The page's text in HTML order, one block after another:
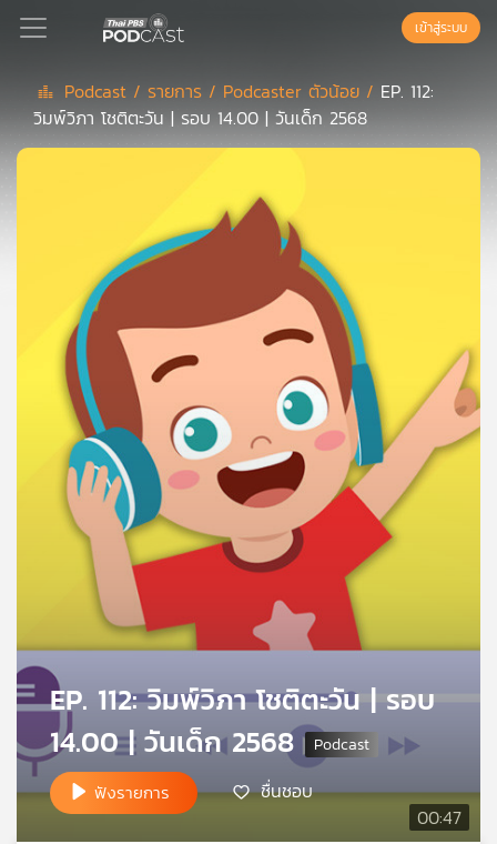
Podcast
บทความ
ข่าว
และ
กิจกรรม
เข้าสู่ระบบ
Podcast / รายการ / Podcaster ตัวน้อย / EP. 112:
วิมพ์วิภา โชติตะวัน | รอบ 14.00 | วันเด็ก 2568
00:47
EP. 112: วิมพ์วิภา โชติตะวัน | รอบ
14.00 | วันเด็ก 2568
ฟังรายการ ชื่นชอบ